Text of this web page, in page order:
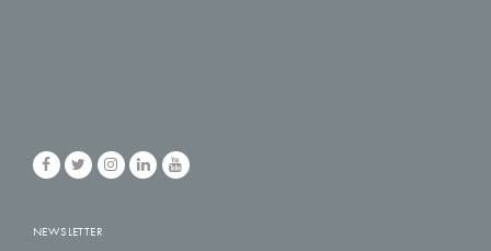
NEWSLETTER